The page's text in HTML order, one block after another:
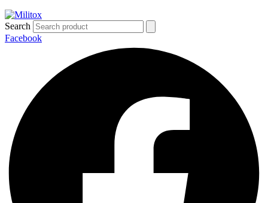
Search
Facebook